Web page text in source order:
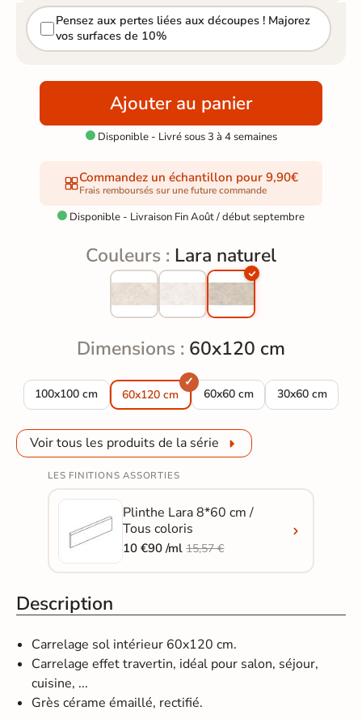
Pensez aux pertes liées aux découpes ! Majorez
vos surfaces de 10%
Ajouter au panier
Disponible - Livré sous 3 à 4 semaines
Commandez un échantillon pour 9,90€
Frais remboursés sur une future commande
 Disponible - Livraison Fin Août / début septembre
Couleurs : Lara naturel
Dimensions : 60x120 cm
100x100 cm
Carrelage sol effet Travertin Lara naturel 100x100 cm
60x120 cm 60x60 cm
Carrelage sol effet Travertin
30x60 cm
Carrelage sol
Voir tous les produits de la série
LES FINITIONS ASSORTIES
Plinthe Lara 8*60 cm /
Tous coloris
10 €90 /ml15,57 €
Description
Carrelage sol intérieur 60x120 cm.
Carrelage effet travertin, idéal pour salon, séjour,
cuisine, ...
Grès cérame émaillé, rectifié.